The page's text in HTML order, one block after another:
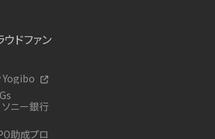
ドファン
Yogibo
ニー銀行
助成プロ